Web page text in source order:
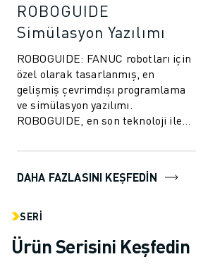
ROBOGUIDE
Simülasyon Yazılımı
ROBOGUIDE: FANUC robotları için
özel olarak tasarlanmış, en
gelişmiş çevrimdışı programlama
ve simülasyon yazılımı.
ROBOGUIDE, en son teknoloji ile
kolayca oluştur...
DAHA FAZLASINI KEŞFEDİN
SERI
Ürün Serisini Keşfedin